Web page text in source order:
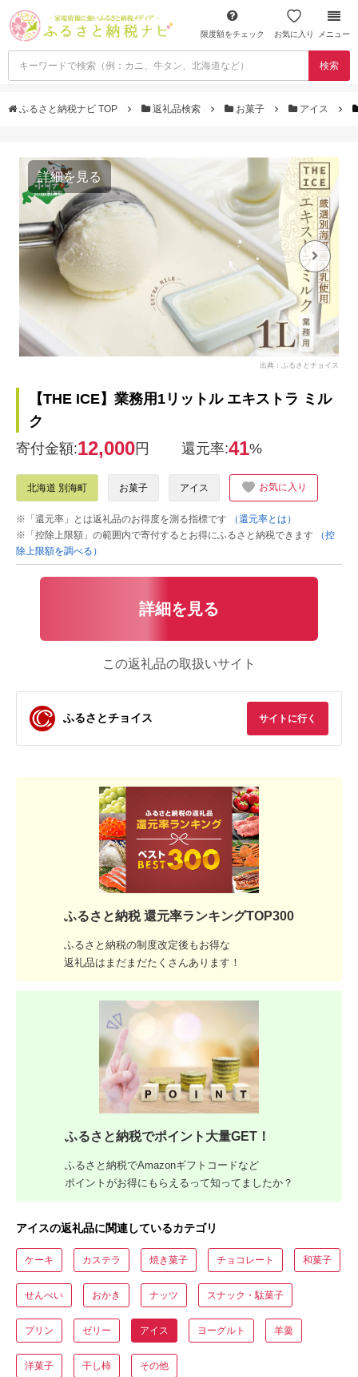
限度額をチェック お気に入り メニュー
検索
ふるさと納税ナビ TOP 返礼品検索 お菓子 アイス
詳細を見る
出典：ふるさとチョイス
【THE ICE】業務用1リットル エキストラ ミル
ク
寄付金額:12,000円 還元率:41%
北海道 別海町 お菓子 アイス お気に入り
※「還元率」とは返礼品のお得度を測る指標です
（還元率とは）
※「控除上限額」の範囲内で寄付するとお得にふるさと納税できます
（控
除上限額を調べる）
詳細を見る
この返礼品の取扱いサイト
ふるさとチョイス サイトに行く
ふるさと納税 還元率ランキングTOP300
ふるさと納税の制度改定後もお得な
返礼品はまだまだたくさんあります！
ふるさと納税でポイント大量GET！
ふるさと納税でAmazonギフトコードなど
ポイントがお得にもらえるって知ってましたか？
アイスの返礼品に関連しているカテゴリ
ケーキ カステラ 焼き菓子 チョコレート 和菓子
せんべい おかき ナッツ スナック・駄菓子
プリン ゼリー アイス ヨーグルト 羊羹
洋菓子 干し柿 その他